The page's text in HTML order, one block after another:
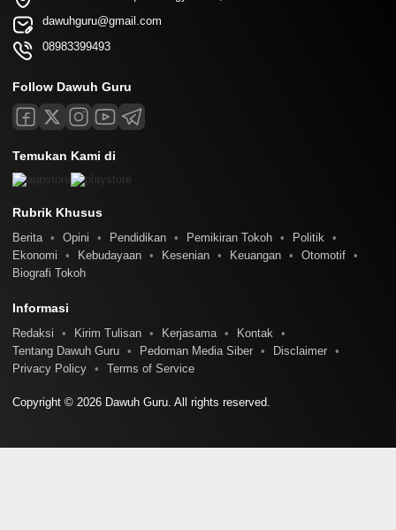
dawuhguru@gmail.com
08983399493
Follow Dawuh Guru
Temukan Kami di
Rubrik Khusus
Berita Opini Pendidikan Pemikiran Tokoh
Politik
Ekonomi
Kebudayaan Kesenian Keuangan
Otomotif
Biografi Tokoh
Informasi
Redaksi Kirim Tulisan Kerjasama
Kontak
Tentang Dawuh Guru
Pedoman Media Siber
Disclaimer
Privacy Policy
Terms of Service
Copyright © 2026 Dawuh Guru. All rights reserved.